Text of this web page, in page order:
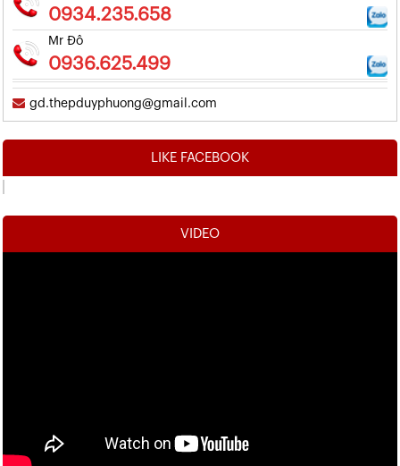
0934.235.658
Mr Đô
0936.625.499
gd.thepduyphuong@gmail.com
LIKE FACEBOOK
VIDEO